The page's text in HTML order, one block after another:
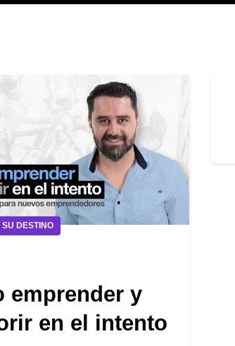
SU DESTINO
emprender y
en el intento